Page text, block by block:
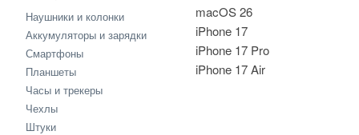
macOS 26
iPhone 17
iPhone 17 Pro
iPhone 17 Air
Наушники и колонки
Аккумуляторы и зарядки
Смартфоны
Планшеты
Часы и трекеры
Чехлы
Штуки